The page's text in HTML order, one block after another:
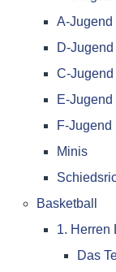
A-Jugend
D-Jugend
C-Jugend
E-Jugend
F-Jugend
Minis
Basketball
1. Herren
Das